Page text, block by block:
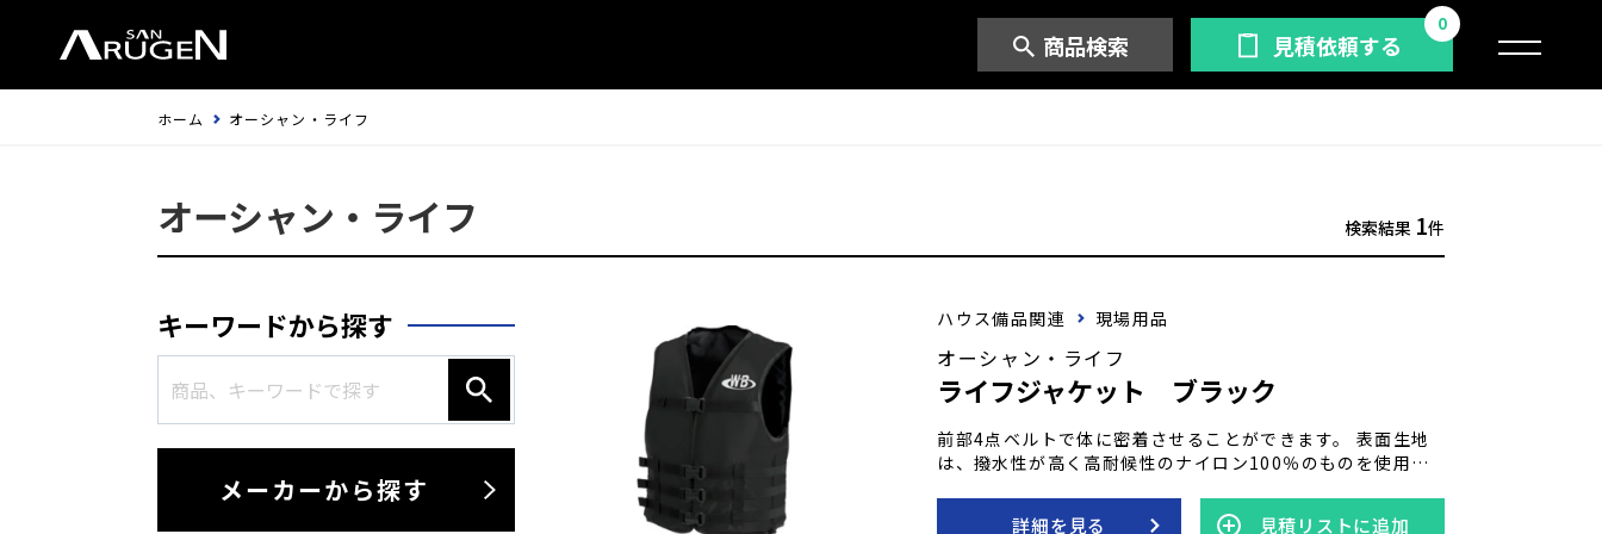
商品検索 見積依頼する
0
ホーム オーシャン・ライフ
オーシャン・ライフ 検索結果 1件
キーワードから探す
メーカーから探す
ハウス備品関連 現場用品
オーシャン・ライフ
ライフジャケット ブラック
前部4点ベルトで体に密着させることができます。 表面生地
は、撥水性が高く高耐候性のナイロン100％のものを使用。
能です。 生地の端の処理はバイアス加工で補強。耐久性も抜
詳細を見る 見積リストに追加